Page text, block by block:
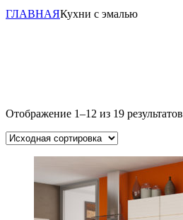
ГЛАВНАЯКухни с эмалью
Отображение 1–12 из 19 результатов